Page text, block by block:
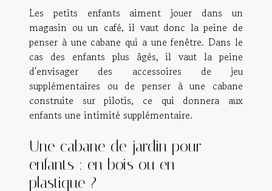
Les petits enfants aiment jouer dans un
magasin ou un café, il vaut donc la peine de
penser à une cabane qui a une fenêtre. Dans le
cas des enfants plus âgés, il vaut la peine
d'envisager des accessoires de jeu
supplémentaires ou de penser à une cabane
construite sur pilotis, ce qui donnera aux
enfants une intimité supplémentaire.
Une cabane de jardin pour
enfants : en bois ou en
plastique ?